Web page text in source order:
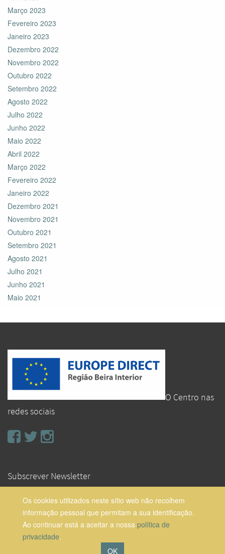
Os cookies utilizados neste sítio web não recolhem
informação pessoal que permitam a sua identificação.
Ao continuar está a aceitar a nossa política de
privacidade.
OK
Março 2023
Fevereiro 2023
Janeiro 2023
Dezembro 2022
Novembro 2022
Outubro 2022
Setembro 2022
Agosto 2022
Julho 2022
Junho 2022
Maio 2022
Abril 2022
Março 2022
Fevereiro 2022
Janeiro 2022
Dezembro 2021
Novembro 2021
Outubro 2021
Setembro 2021
Agosto 2021
Julho 2021
Junho 2021
Maio 2021
O Centro nas
redes sociais
Subscrever Newsletter
Subscrever
Europe Direct Região Beira Interior